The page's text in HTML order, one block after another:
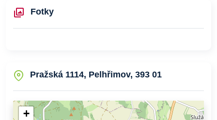
Fotky
Pražská 1114, Pelhřimov, 393 01
+